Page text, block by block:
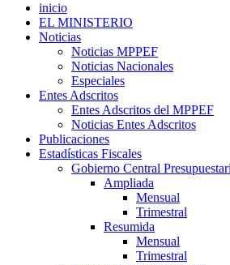
inicio
EL MINISTERIO
Noticias
Noticias MPPEF
Noticias Nacionales
Especiales
Entes Adscritos
Entes Adscritos del MPPEF
Noticias Entes Adscritos
Publicaciones
Estadísticas Fiscales
Gobierno Central
Ampliada
Mensual
Trimestral
Resumida
Mensual
Trimestral